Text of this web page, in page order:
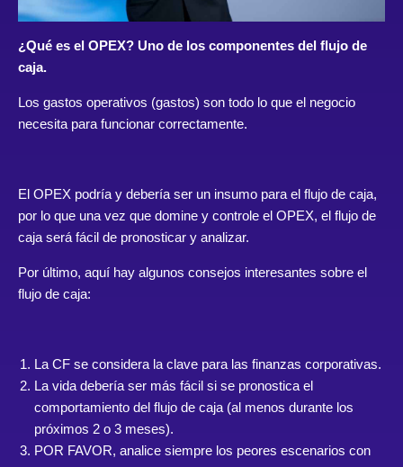
¿Qué es el OPEX? Uno de los componentes del flujo de
caja.
Los gastos operativos (gastos) son todo lo que el negocio
necesita para funcionar correctamente.
El OPEX podría y debería ser un insumo para el flujo de caja,
por lo que una vez que domine y controle el OPEX, el flujo de
caja será fácil de pronosticar y analizar.
Por último, aquí hay algunos consejos interesantes sobre el
flujo de caja:
La CF se considera la clave para las finanzas corporativas.
La vida debería ser más fácil si se pronostica el
comportamiento del flujo de caja (al menos durante los
próximos 2 o 3 meses).
POR FAVOR, analice siempre los peores escenarios con